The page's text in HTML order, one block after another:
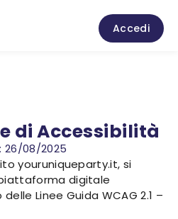
Accedi
di Accessibilità
08/2025
youruniqueparty.it, si
digitale
Linee Guida WCAG 2.1 –